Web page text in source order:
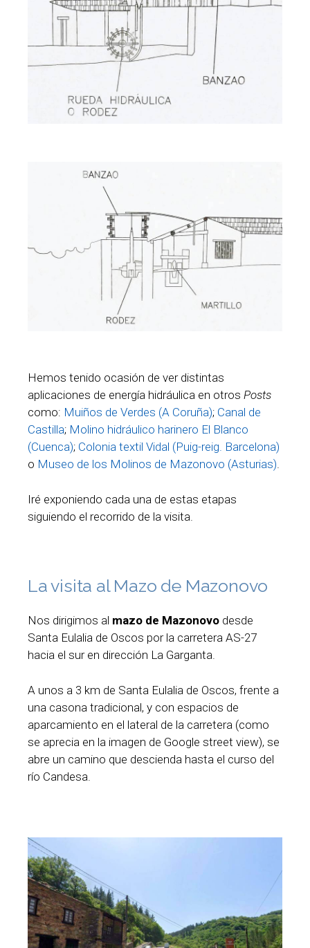
Hemos tenido ocasión de ver distintas
aplicaciones de energía hidráulica en otros Posts
como: Muiños de Verdes (A Coruña); Canal de
Castilla; Molino hidráulico harinero El Blanco
(Cuenca); Colonia textil Vidal (Puig-reig. Barcelona)
o Museo de los Molinos de Mazonovo (Asturias).
Iré exponiendo cada una de estas etapas
siguiendo el recorrido de la visita.
La visita al Mazo de Mazonovo
Nos dirigimos al mazo de Mazonovo desde
Santa Eulalia de Oscos por la carretera AS-27
hacia el sur en dirección La Garganta.
A unos a 3 km de Santa Eulalia de Oscos, frente a
una casona tradicional, y con espacios de
aparcamiento en el lateral de la carretera (como
se aprecia en la imagen de Google street view), se
abre un camino que descienda hasta el curso del
río Candesa.